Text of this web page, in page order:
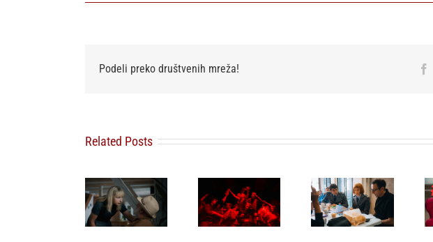
Podeli preko društvenih mreža!
Related Posts
nedelje
posle“
Miroslava
Terzića stiže
premijera
patološke
dobrote 19.8.
na 32.
otvaranje
studijskog
filma u Srbiji:
Spajdermen:
Novi dan